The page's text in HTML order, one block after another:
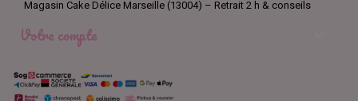
Magasin Cake Délice Marseille (13004) – Retrait 2 h & conseils
Votre compte